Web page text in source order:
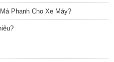
Phanh Cho Xe Máy?